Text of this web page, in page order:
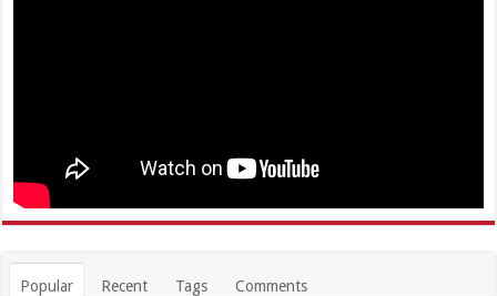
Popular Recent Tags Comments